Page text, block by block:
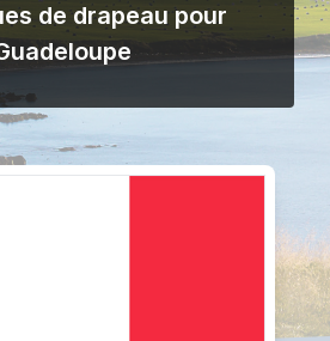
de drapeau pour